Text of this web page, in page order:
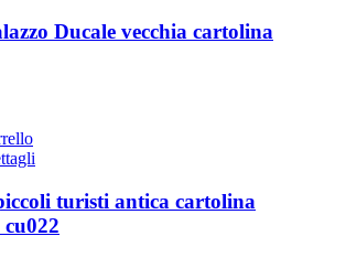
Ducale vecchia cartolina
turisti antica cartolina